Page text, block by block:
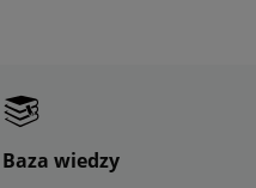
Baza wiedzy